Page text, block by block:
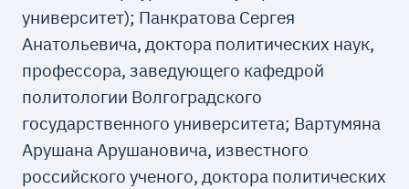
университет); Панкратова Сергея
Анатольевича, доктора политических наук,
профессора, заведующего кафедрой
политологии Волгоградского
государственного университета; Вартумяна
Арушана Арушановича, известного
российского ученого, доктора политических